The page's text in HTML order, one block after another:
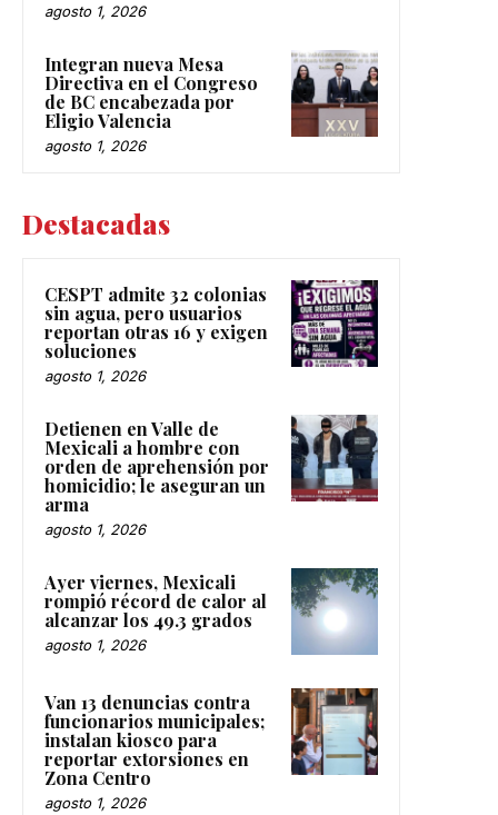
agosto 1, 2026
Integran nueva Mesa
Directiva en el Congreso
de BC encabezada por
Eligio Valencia
agosto 1, 2026
Destacadas
CESPT admite 32 colonias
sin agua, pero usuarios
reportan otras 16 y exigen
soluciones
agosto 1, 2026
Detienen en Valle de
Mexicali a hombre con
orden de aprehensión por
homicidio; le aseguran un
arma
agosto 1, 2026
Ayer viernes, Mexicali
rompió récord de calor al
alcanzar los 49.3 grados
agosto 1, 2026
Van 13 denuncias contra
funcionarios municipales;
instalan kiosco para
reportar extorsiones en
Zona Centro
agosto 1, 2026